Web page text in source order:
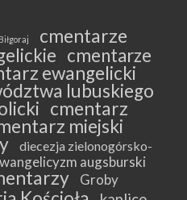
Biłgoraj
cmentarze
cmentarze
ewangelicki
lubuskiego
cmentarz
miejski
diecezja zielonogórsko-
augsburski
Groby